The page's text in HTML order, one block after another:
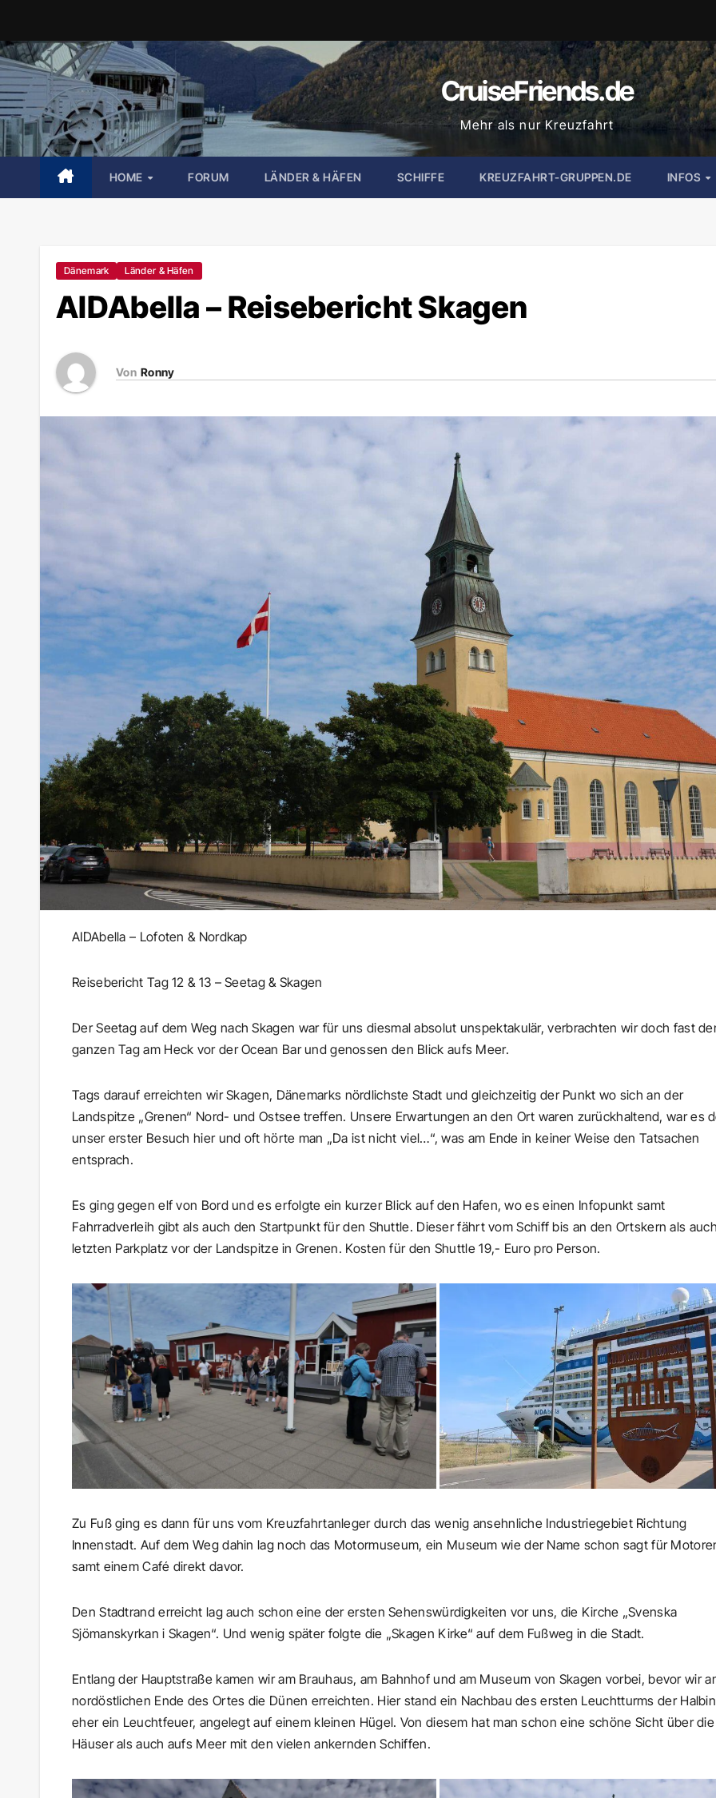
springen
CruiseFriends.de
Mehr als nur Kreuzfahrt
HOME FORUM LÄNDER & HÄFEN SCHIFFE KREUZFAHRT-GRUPPEN.DE INFOS
Dänemark Länder & Häfen
AIDAbella – Reisebericht Skagen
Von Ronny
AIDAbella – Lofoten & Nordkap
Reisebericht Tag 12 & 13 – Seetag & Skagen
Der Seetag auf dem Weg nach Skagen war für uns diesmal absolut unspektakulär, verbrachten wir doch fast
ganzen Tag am Heck vor der Ocean Bar und genossen den Blick aufs Meer.
Tags darauf erreichten wir Skagen, Dänemarks nördlichste Stadt und gleichzeitig der Punkt wo sich an der
Landspitze „Grenen“ Nord- und Ostsee treffen. Unsere Erwartungen an den Ort waren zurückhaltend, war es
unser erster Besuch hier und oft hörte man „Da ist nicht viel…“, was am Ende in keiner Weise den Tatsachen
entsprach.
Es ging gegen elf von Bord und es erfolgte ein kurzer Blick auf den Hafen, wo es einen Infopunkt samt
Fahrradverleih gibt als auch den Startpunkt für den Shuttle. Dieser fährt vom Schiff bis an den Ortskern als
letzten Parkplatz vor der Landspitze in Grenen. Kosten für den Shuttle 19,- Euro pro Person.
Zu Fuß ging es dann für uns vom Kreuzfahrtanleger durch das wenig ansehnliche Industriegebiet Richtung
Innenstadt. Auf dem Weg dahin lag noch das Motormuseum, ein Museum wie der Name schon sagt für
samt einem Café direkt davor.
Den Stadtrand erreicht lag auch schon eine der ersten Sehenswürdigkeiten vor uns, die Kirche „Svenska
Sjömanskyrkan i Skagen“. Und wenig später folgte die „Skagen Kirke“ auf dem Fußweg in die Stadt.
Entlang der Hauptstraße kamen wir am Brauhaus, am Bahnhof und am Museum von Skagen vorbei, bevor wir
nordöstlichen Ende des Ortes die Dünen erreichten. Hier stand ein Nachbau des ersten Leuchtturms der
eher ein Leuchtfeuer, angelegt auf einem kleinen Hügel. Von diesem hat man schon eine schöne Sicht über die
Häuser als auch aufs Meer mit den vielen ankernden Schiffen.